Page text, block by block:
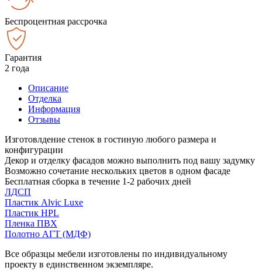
Беспроцентная рассрочка
Гарантия
2 года
Описание
Отделка
Информация
Отзывы
Изготовлдение стенок в гостиную любого размера и
конфигурации
Декор и отделку фасадов можно выполнить под вашу задумку
Возможно сочетание нескольких цветов в одном фасаде
Бесплатная сборка в течение 1-2 рабочих дней
ЛДСП
Пластик Alvic Luxe
Пластик HPL
Пленка ПВХ
Полотно АГТ (МДФ)
Все образцы мебели изготовлены по индивидуальному
проекту в единственном экземпляре.